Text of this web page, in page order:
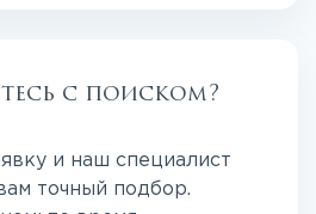
с поиском?
и наш специалист
точный подбор.